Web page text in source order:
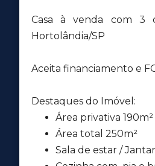
Casa à venda com 3
Hortolândia/SP
Aceita financiamento e
Destaques do Imóvel:
Área privativa 190m²
Área total 250m²
Sala de estar /